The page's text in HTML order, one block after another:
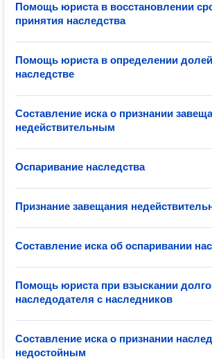
Помощь юриста в восстановлении
принятия наследства
Помощь юриста в определении
наследстве
Составление иска о признании
недействительным
Оспаривание наследства
Признание завещания
Составление иска об оспаривании
Помощь юриста при взыскании
наследодателя с наследников
Составление иска о признании
недостойным